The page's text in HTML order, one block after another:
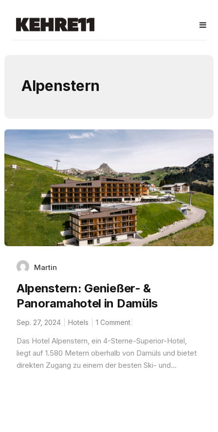
Alpenstern
Martin
Alpenstern: Genießer- &
Panoramahotel in Damüls
Sep. 27, 2024 Hotels 1 Comment
Das Hotel Alpenstern, ein 4-Sterne-Superior-Hotel,
liegt auf 1.580 Metern oberhalb von Damüls und bietet
direkten Zugang zu einem der besten Ski- und...